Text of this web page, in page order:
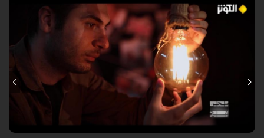
مستند «سجن غزه» در شبکه الکوثر، تصویری عمیق و تأثیرگذار از زندگی مردم
فلسطین در سایه محاصره و اشغال صهیونیستی ارائه می‌دهد؛ جایی که هر
خیابان و هر کوچه، فریادی است از مقاومت، درد و امید صاحبان اصلی این
سرزمین.